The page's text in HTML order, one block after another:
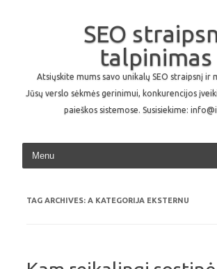
SEO
talpinimas
Atsiųskite mums savo unikalų SEO straipsnį ir
Jūsų verslo sėkmės gerinimui, konkurencijos
paieškos sistemose. Susisiekime:
Skip to
TAG ARCHIVES: A KATEGORIJA EKSTERNU